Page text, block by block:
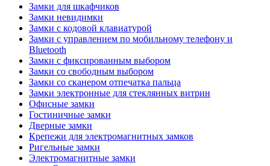
Замки для шкафчиков
Замки невидимки
Замки с кодовой клавиатурой
Замки с управлением по мобильному телефону и
Bluetooth
Замки с фиксированным выбором
Замки со свободным выбором
Замки со сканером отпечатка пальца
Замки электронные для стеклянных витрин
Офисные замки
Гостиничные замки
Дверные замки
Крепежи для электромагнитных замков
Ригельные замки
Электромагнитные замки